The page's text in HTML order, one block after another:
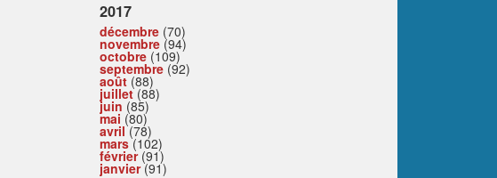
2017
décembre (70)
novembre (94)
octobre (109)
septembre (92)
août (88)
juillet(88)
juin (85)
mai (80)
avril(78)
mars(102)
février(91)
janvier(91)